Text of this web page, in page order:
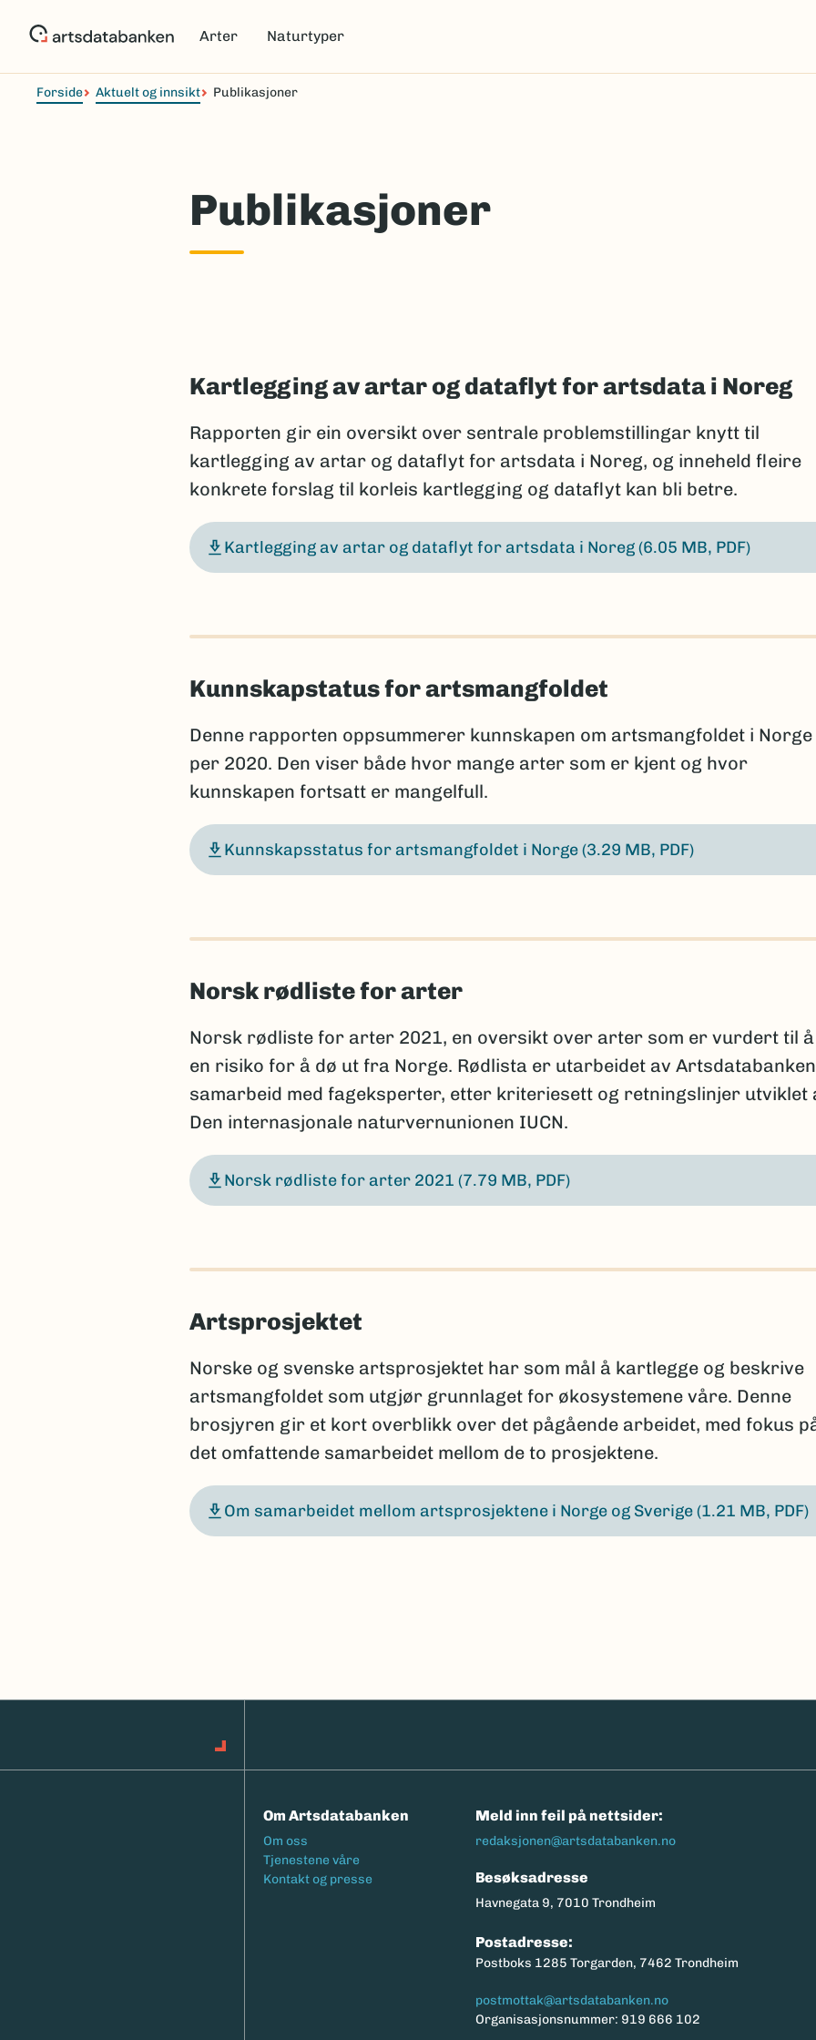
Arter Naturtyper
Forside Aktuelt og innsikt Publikasjoner
Publikasjoner
Kartlegging av artar og dataflyt for artsdata i Noreg
Rapporten gir ein oversikt over sentrale problemstillingar knytt til
kartlegging av artar og dataflyt for artsdata i Noreg, og inneheld fleire
konkrete forslag til korleis kartlegging og dataflyt kan bli betre.
Kartlegging av artar og dataflyt for artsdata i Noreg(6.05 MB, PDF)
Kunnskapstatus for artsmangfoldet
Denne rapporten oppsummerer kunnskapen om artsmangfoldet i Norge
per 2020. Den viser både hvor mange arter som er kjent og hvor
kunnskapen fortsatt er mangelfull.
Kunnskapsstatus for artsmangfoldet i Norge(3.29 MB, PDF)
Norsk rødliste for arter
Norsk rødliste for arter 2021, en oversikt over arter som er vurdert til
en risiko for å dø ut fra Norge. Rødlista er utarbeidet av
samarbeid med fageksperter, etter kriteriesett og retningslinjer utviklet
Den internasjonale naturvernunionen IUCN.
Norsk rødliste for arter 2021 (7.79 MB, PDF)
Artsprosjektet
Norske og svenske artsprosjektet har som mål å kartlegge og beskrive
artsmangfoldet som utgjør grunnlaget for økosystemene våre. Denne
brosjyren gir et kort overblikk over det pågående arbeidet, med fokus
det omfattende samarbeidet mellom de to prosjektene.
Om samarbeidet mellom artsprosjektene i Norge og Sverige(1.21 MB, PDF)
Om Artsdatabanken
Footermeny
Om oss
Tjenestene våre
Kontakt og presse
Meld inn feil på nettsider:
redaksjonen@artsdatabanken.no
Besøksadresse
Havnegata 9, 7010 Trondheim
Postadresse:
Postboks 1285 Torgarden, 7462 Trondheim
postmottak@artsdatabanken.no
Organisasjonsnummer: 919 666 102